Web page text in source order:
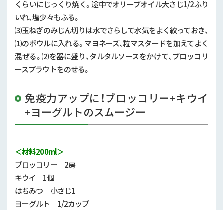
くらいにじっくり焼く。途中でオリーブオイル大さじ1/2ふり
いれ、塩少々もふる。
⑶玉ねぎのみじん切りは水でさらして水気をよく絞っておき、
⑴のボウルに入れる。マヨネーズ、粒マスタードを加えてよく
混ぜる。⑵を器に盛り、タルタルソースをかけて、ブロッコリ
ースプラウトをのせる。
免疫力アップに！ブロッコリー+キウイ
+ヨーグルトのスムージー
＜材料200ml＞
ブロッコリー 2房
キウイ 1個
はちみつ 小さじ1
ヨーグルト 1/2カップ